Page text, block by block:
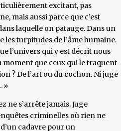
excitant, pas
mais aussi parce que c’est
laquelle on patauge. Dans un
les turpitudes de l’âme humaine.
l’univers qui y est décrit nous
que ceux qui le traquent
? De l’art ou du cochon. Ni juge
»
ne s’arrête jamais. Juge
criminelles où rien ne
cadavre pour un